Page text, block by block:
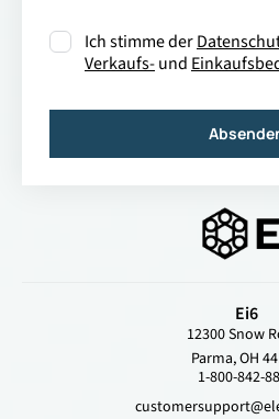
Einwilligung*
Ich stimme der
Verkaufs-und
Ei6
12300 Snow
Parma, OH
1-800-842-